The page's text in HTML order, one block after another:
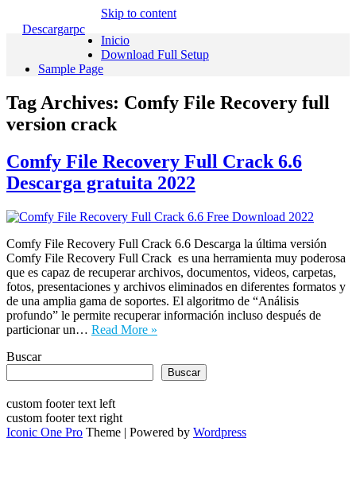
Descargarpc
Skip to content
Inicio
Download Full Setup
Sample Page
Tag Archives: Comfy File Recovery full
version crack
Comfy File Recovery Full Crack 6.6
Descarga gratuita 2022
Comfy File Recovery Full Crack 6.6 Descarga la última versión
Comfy File Recovery Full Crack es una herramienta muy poderosa
que es capaz de recuperar archivos, documentos, videos, carpetas,
fotos, presentaciones y archivos eliminados en diferentes formatos y
de una amplia gama de soportes. El algoritmo de “Análisis
profundo” le permite recuperar información incluso después de
particionar un… Read More »
Buscar
Buscar
custom footer text left
custom footer text right
Iconic One Pro Theme | Powered by Wordpress